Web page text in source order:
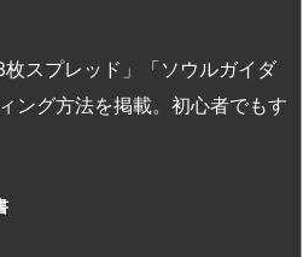
スプレッド」「ソウルガイダ
ング方法を掲載。初心者でもす